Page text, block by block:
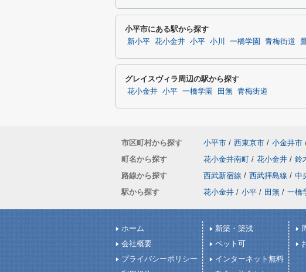
小平市にある駅から探す
新小平 花小金井 小平 小川 一橋学園 青梅街道
グレイスヴィラ周辺の駅から探す
花小金井 小平 一橋学園 田無 青梅街道
市区町村から探す 小平市 / 西東京市 / 小金井市
町名から探す
花小金井南町 / 花小金井 / 鈴
路線から探す
西武新宿線 / 西武拝島線 / 中
駅から探す
花小金井 / 小平 / 田無 / 一橋
ホーム
会社概要
プライバシーポリシー
新築・築浅
ペット可
インターネット無料